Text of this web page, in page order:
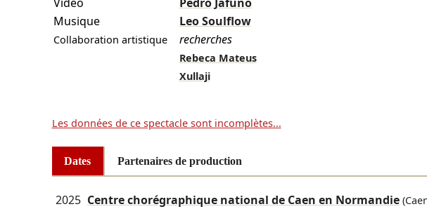
Musique
Leo Soulflow
Collaboration artistique recherches
Rebeca Mateus
Xullaji
Les données de ce spectacle sont incomplètes...
Dates Partenaires de production
2025 Centre chorégraphique national de Caen en Normandie